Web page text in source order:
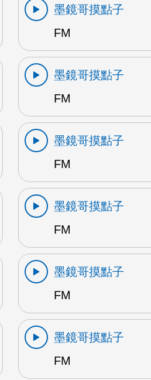
墨鏡哥摸點子
FM
墨鏡哥摸點子
FM
墨鏡哥摸點子
FM
墨鏡哥摸點子
FM
墨鏡哥摸點子
FM
墨鏡哥摸點子
FM